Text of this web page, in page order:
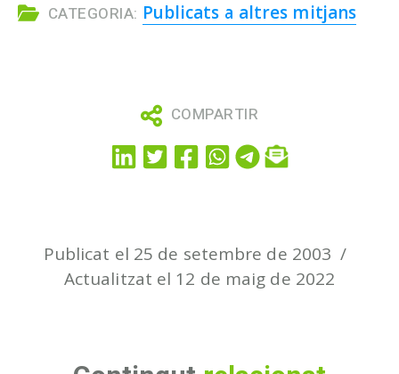
CATEGORIA: Publicats a altres mitjans
COMPARTIR
Actualitzat el 12 de maig de 2022
Publicat el 25 de setembre de 2003